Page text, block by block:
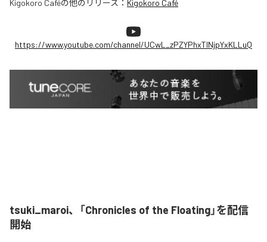
Kigokoro Caféの他のリリース： Kigokoro Café
https://www.youtube.com/channel/UCwL_zPZYPhxTlNjpYxKLLuQ
tsuki_maroi、「Chronicles of the Floating」を配信
開始